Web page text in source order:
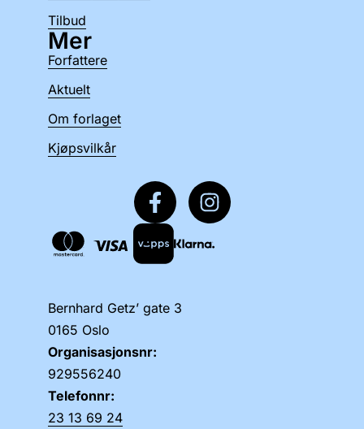
Bernhard Getz’ gate 3
0165 Oslo
Organisasjonsnr:
929556240
Telefonnr:
23 13 69 24
Tilbud
Mer
Forfattere
Aktuelt
Om forlaget
Kjøpsvilkår